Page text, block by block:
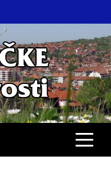
ЕКОНОМИЈА,
ИМЕНИК,